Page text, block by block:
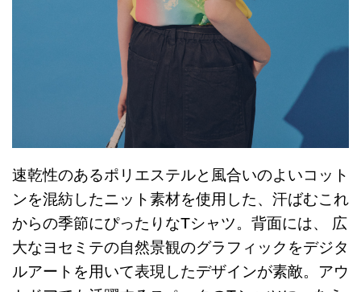
速乾性のあるポリエステルと風合いのよいコット
ンを混紡したニット素材を使用した、汗ばむこれ
からの季節にぴったりなTシャツ。背面には、 広
大なヨセミテの自然景観のグラフィックをデジタ
ルアートを用いて表現したデザインが素敵。アウ